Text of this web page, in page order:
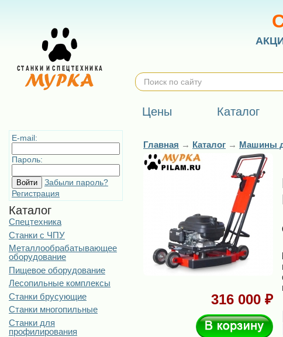
Цены Каталог
E-mail:
Пароль:
Забыли пароль?
Регистрация
Каталог
Спецтехника
Станки с ЧПУ
Металлообрабатывающее
оборудование
Пищевое оборудование
Лесопильные комплексы
Станки брусующие
Станки многопильные
Станки для
профилирования
Главная → Каталог → Машины
316 000 ₽
В